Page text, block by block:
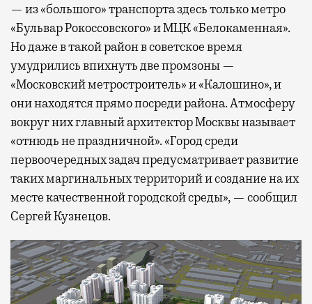
— из «большого» транспорта здесь только метро
«Бульвар Рокоссовского» и МЦК «Белокаменная».
Но даже в такой район в советское время
умудрились впихнуть две промзоны —
«Московский метростроитель» и «Калошино», и
они находятся прямо посреди района. Атмосферу
вокруг них главный архитектор Москвы называет
«отнюдь не праздничной». «Город среди
первоочередных задач предусматривает развитие
таких маргинальных территорий и создание на их
месте качественной городской среды», — сообщил
Сергей Кузнецов.